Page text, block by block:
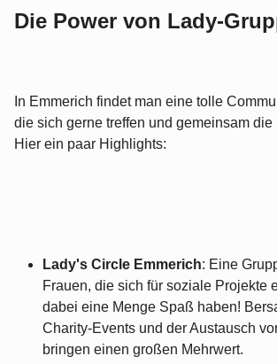
Die Power von Lady-
In Emmerich findet man eine tolle
die sich gerne treffen und gemeinsam die
Hier ein paar Highlights:
Lady's Circle Emmerich: Eine
Frauen, die sich für soziale Projekte
dabei eine Menge Spaß haben!
Charity-Events und der Austausch
bringen einen großen Mehrwert.